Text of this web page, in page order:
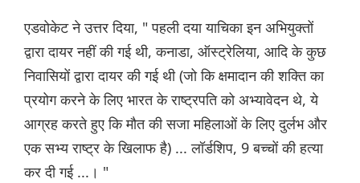
एडवोकेट ने उत्तर दिया, " पहली दया याचिका इन अभियुक्तों
द्वारा दायर नहीं की गई थी, कनाडा, ऑस्ट्रेलिया, आदि के कुछ
निवासियों द्वारा दायर की गई थी (जो कि क्षमादान की शक्ति का
प्रयोग करने के लिए भारत के राष्ट्रपति को अभ्यावेदन थे, ये
आग्रह करते हुए कि मौत की सजा महिलाओं के लिए दुर्लभ और
एक सभ्य राष्ट्र के खिलाफ है) ... लॉर्डशिप, 9 बच्चों की हत्या
कर दी गई ...। "